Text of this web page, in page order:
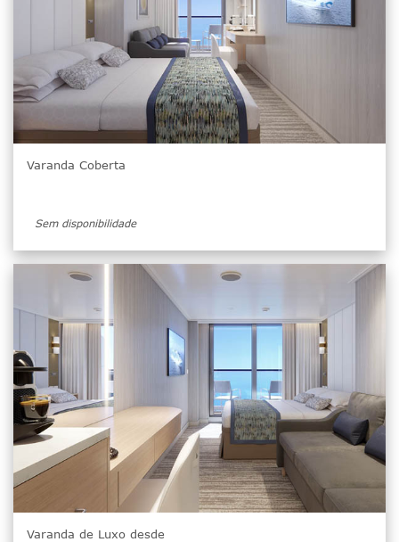
Varanda Coberta
Sem disponibilidade
Varanda de Luxo desde